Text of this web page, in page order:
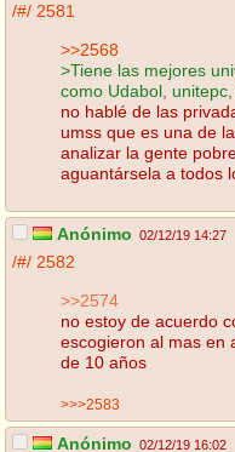
/#/ 2581
>>2568
>Tiene las mejores
como Udabol,
no hablé de las
umss que es una de
analizar la gente
aguantársela a todos
Anónimo 02/12/19 14:27
/#/ 2582
>>2574
no estoy de acuerdo
escogieron al mas en
de 10 años
>>>2583
Anónimo 02/12/19 16:02